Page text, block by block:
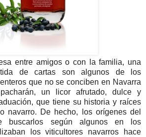
entre amigos o con la familia, una
de cartas son algunos de los
que no se conciben en Navarra
un licor afrutado, dulce y
que tiene su historia y raíces
navarro. De hecho, los orígenes del
buscarlos según algunos en los
los viticultores navarros hace